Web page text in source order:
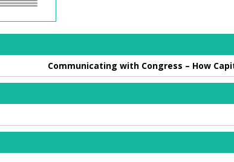
Communicating with Congress – How